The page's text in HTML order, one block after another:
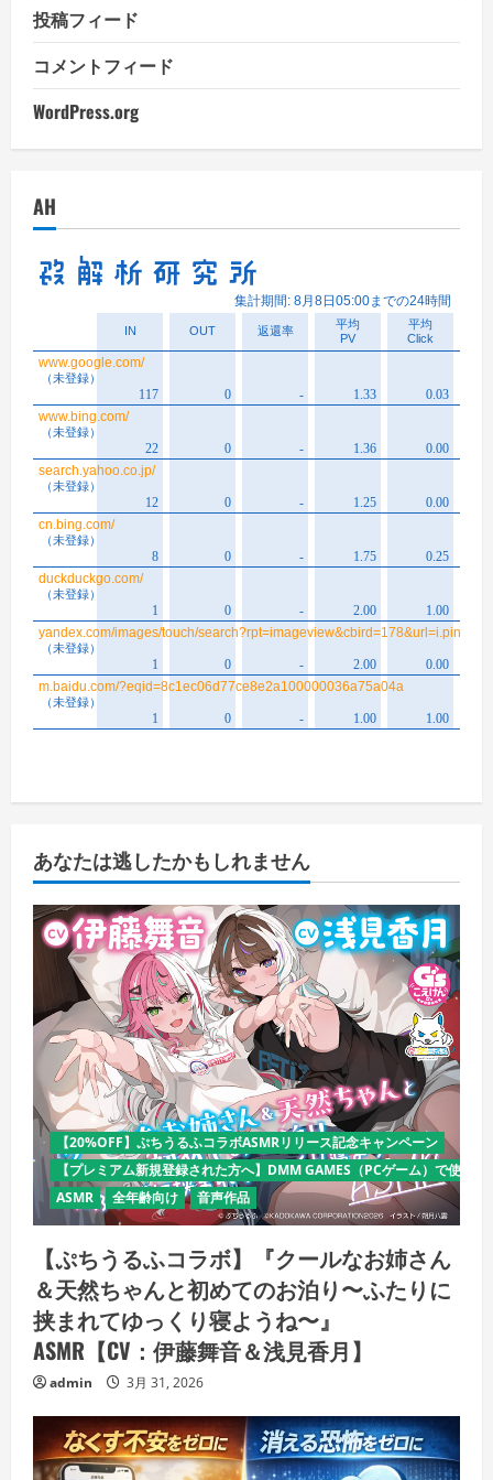
投稿フィード
コメントフィード
WordPress.org
AH
あなたは逃したかもしれません
【20%OFF】ぷちうるふコラボASMRリリース記念キャンペーン
【プレミアム新規登録された方へ】DMM GAMES（PCゲーム）で使え
ASMR
全年齢向け 音声作品
【ぷちうるふコラボ】『クールなお姉さん
＆天然ちゃんと初めてのお泊り〜ふたりに
挟まれてゆっくり寝ようね〜』
ASMR【CV：伊藤舞音＆浅見香月】
admin 3月 31, 2026